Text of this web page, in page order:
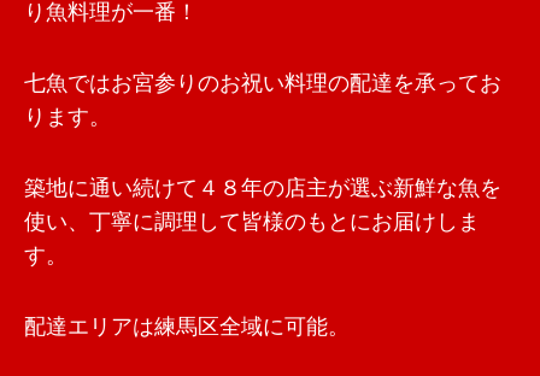
り魚料理が一番！
七魚ではお宮参りのお祝い料理の配達を承ってお
ります。
築地に通い続けて４８年の店主が選ぶ新鮮な魚を
使い、丁寧に調理して皆様のもとにお届けしま
す。
配達エリアは練馬区全域に可能。